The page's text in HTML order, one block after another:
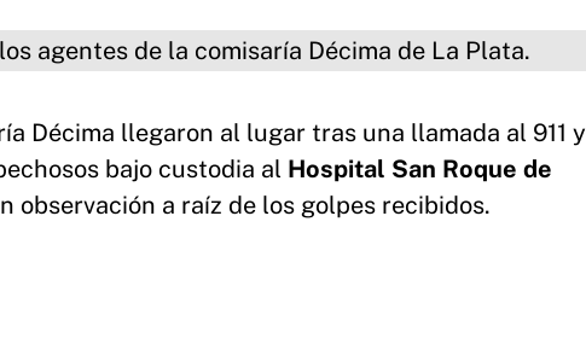
Décima llegaron al lugar tras una llamada al 911 y
bajo custodia al Hospital San Roque de
observación a raíz de los golpes recibidos.